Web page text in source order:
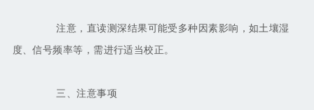
注意，直读测深结果可能受多种因素影响，如土壤湿
度、信号频率等，需进行适当校正。
三、注意事项